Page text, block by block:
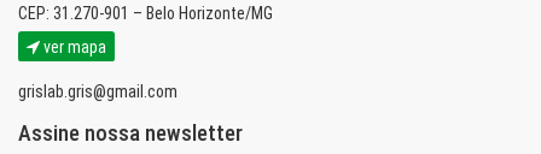
CEP: 31.270-901 – Belo Horizonte/MG
ver mapa
grislab.gris@gmail.com
Assine nossa newsletter